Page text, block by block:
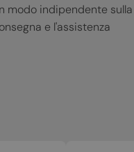
modo indipendente sulla
e l'assistenza